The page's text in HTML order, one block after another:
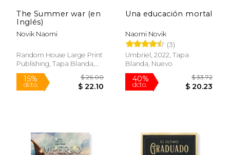
$ 14.99
The Summer war (en
Inglés)
Novik Naomi
Random House Large Print
Publishing, Tapa Blanda,
Nuevo
Una educación mortal
Naomi Novik
(3)
Umbriel, 2022, Tapa
Blanda, Nuevo